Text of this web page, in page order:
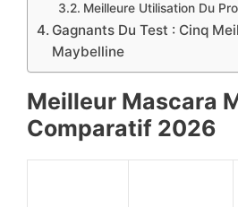
Meilleure Utilisation Du
Gagnants Du Test : Cinq
Maybelline
Meilleur Mascara
Comparatif ​2026